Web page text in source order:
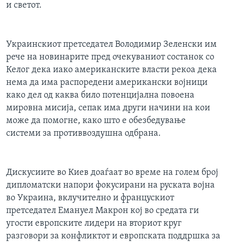
и светот.
Украинскиот претседател Володимир Зеленски им
рече на новинарите пред очекуваниот состанок со
Келог дека иако американските власти рекоа дека
нема да има распоредени американски војници
како дел од каква било потенцијална повоена
мировна мисија, сепак има други начини на кои
може да помогне, како што е обезбедување
системи за противвоздушна одбрана.
Дискусиите во Киев доаѓаат во време на голем број
дипломатски напори фокусирани на руската војна
во Украина, вклучително и францускиот
претседател Емануел Макрон кој во средата ги
угости европските лидери на вториот круг
разговори за конфликтот и европската поддршка за